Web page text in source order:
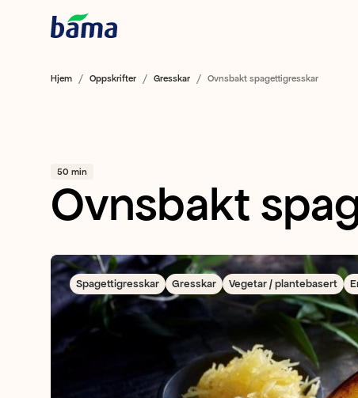
Hjem Oppskrifter Gresskar Ovnsbakt spagettigresskar
50 min
Ovnsbakt
Spagettigresskar Gresskar Vegetar / plantebasert